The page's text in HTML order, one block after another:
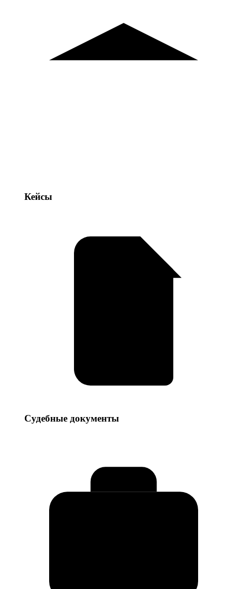
Кейсы
Кейсы
Судебные
Судебные документы